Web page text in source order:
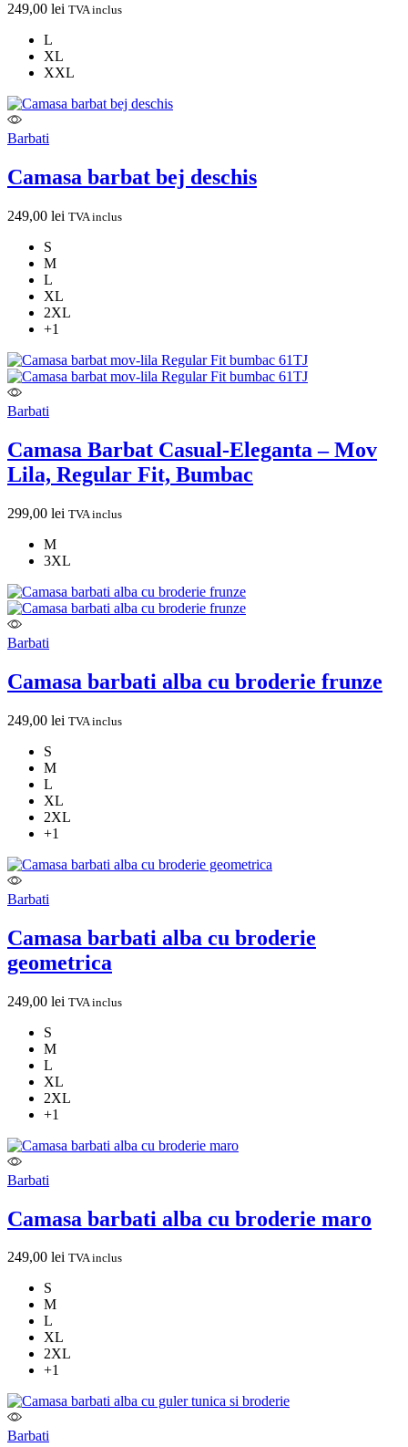
249,00 lei TVA inclus
L
XL
XXL
Barbati
Camasa barbat bej deschis
249,00 lei TVA inclus
S
M
L
XL
2XL
+1
Barbati
Camasa Barbat Casual-Eleganta – Mov
Lila, Regular Fit, Bumbac
299,00 lei TVA inclus
M
3XL
Barbati
Camasa barbati alba cu broderie frunze
249,00 lei TVA inclus
S
M
L
XL
2XL
+1
Barbati
Camasa barbati alba cu broderie
geometrica
249,00 lei TVA inclus
S
M
L
XL
2XL
+1
Barbati
Camasa barbati alba cu broderie maro
249,00 lei TVA inclus
S
M
L
XL
2XL
+1
Barbati